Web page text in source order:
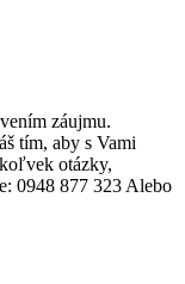
záujmu.
tím, aby s Vami
otázky,
0948 877 323 Alebo